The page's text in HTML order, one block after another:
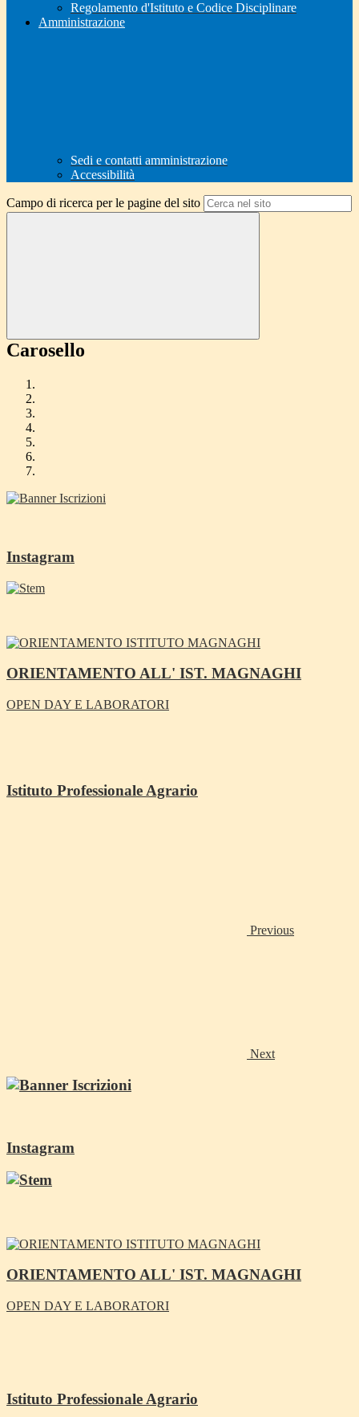
Regolamento d'Istituto e Codice Disciplinare
Amministrazione
Sedi e contatti amministrazione
Accessibilità
Campo di ricerca per le pagine del sito
Carosello
Instagram
ORIENTAMENTO ALL' IST. MAGNAGHI
OPEN DAY E LABORATORI
Istituto Professionale Agrario
Previous
Next
Instagram
ORIENTAMENTO ALL' IST. MAGNAGHI
OPEN DAY E LABORATORI
Istituto Professionale Agrario